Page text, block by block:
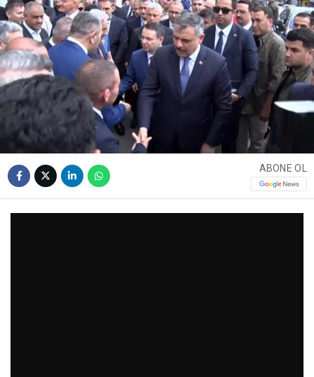
ABONE OL